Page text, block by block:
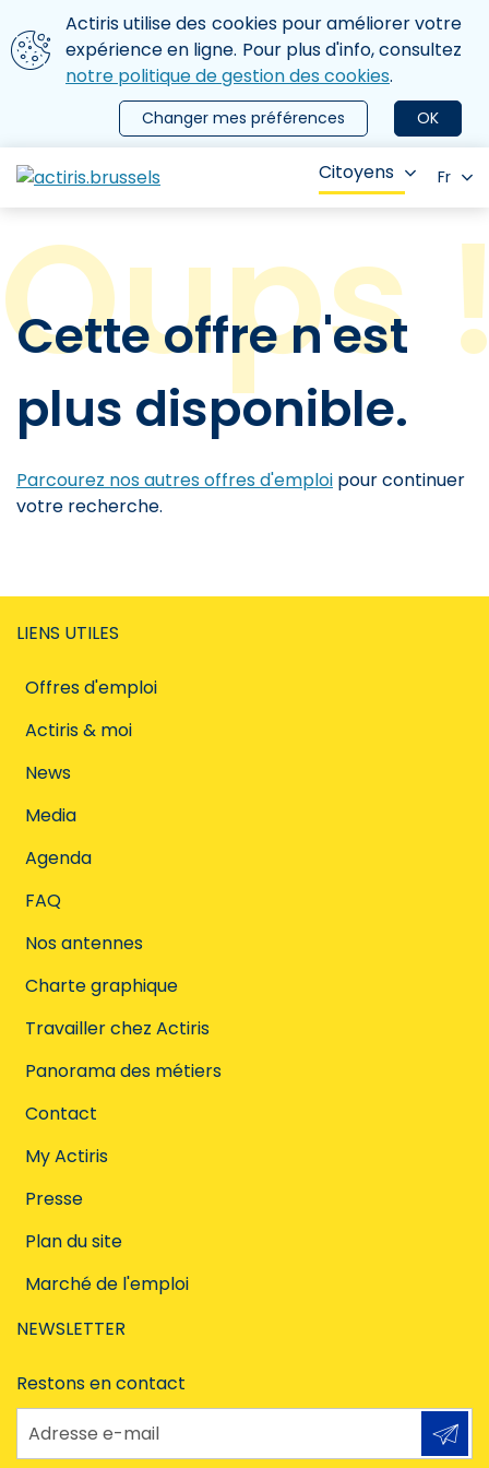
Aller au contenu principal
Nous utilisons des cookies
Actiris utilise des cookies pour améliorer votre
expérience en ligne. Pour plus d'info, consultez
notre politique de gestion des cookies.
OK
Changer mes préférences
le menu
Citoyens Fr
Cette offre n'est
plus disponible.
Parcourez nos autres offres d'emploi pour continuer
votre recherche.
LIENS UTILES
Offres d'emploi
Actiris & moi
News
Media
Agenda
FAQ
Nos antennes
Charte graphique
Travailler chez Actiris
Panorama des métiers
Contact
My Actiris
Presse
Plan du site
Marché de l'emploi
NEWSLETTER
Restons en contact
Adresse e-mail